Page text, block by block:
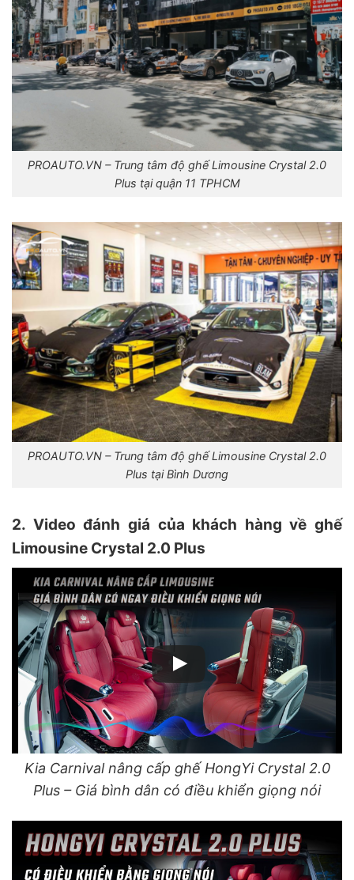
PROAUTO.VN – Trung tâm độ ghế Limousine Crystal 2.0
Plus tại quận 11 TPHCM
PROAUTO.VN – Trung tâm độ ghế Limousine Crystal 2.0
Plus tại Bình Dương
2. Video đánh giá của khách hàng về ghế
Limousine Crystal 2.0 Plus
Kia Carnival nâng cấp ghế HongYi Crystal 2.0
Plus – Giá bình dân có điều khiển giọng nói